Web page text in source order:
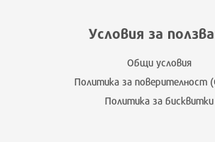
Условия за
Общи условия
Политика за поверителност
Политика за бисквитки